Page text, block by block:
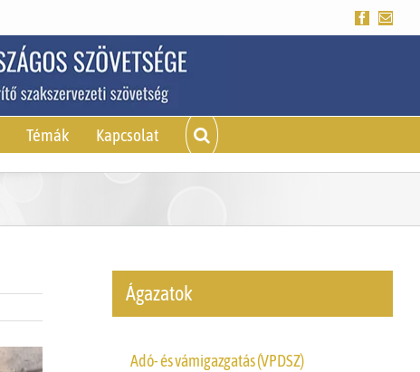
Facebook
Témák Kapcsolat
Ágazatok
Adó- és vámigazgatás (VPDSZ)